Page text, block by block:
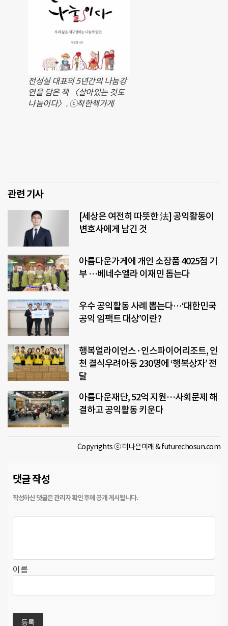
전성실 대표의 5년간의 나눔강
연을 담은 책 〈살아있는 것도
나눔이다〉. ⓒ착한책가게
관련 기사
[세상은 여전히 따뜻한 法] 공익활동이
변호사에게 남긴 것
아름다운가게에 개인 소장품 4025점 기
부 …베네수엘라 이재민 돕는다
우수 공익활동 사례 뽑는다…‘대한민국
공익 임팩트 대상’이란?
행복얼라이언스·인스파이어리조트, 인
천 결식우려아동 230명에 ‘행복상자’ 전
달
아름다운재단, 52억 지원…사회문제 해
결하고 공익활동 키운다
Copyrights ⓒ 더나은미래 & futurechosun.com
댓글 작성
이름